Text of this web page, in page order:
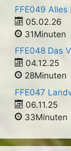
FFE049 Alles
05.02.26
31Minuten
FFE048 Das
04.12.25
28Minuten
FFE047
06.11.25
33Minuten